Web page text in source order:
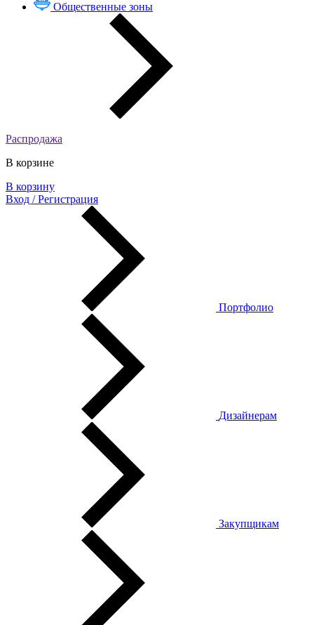
Общественные зоны
Распродажа
В корзине
В корзину
Вход / Регистрация
Портфолио
Дизайнерам
Закупщикам